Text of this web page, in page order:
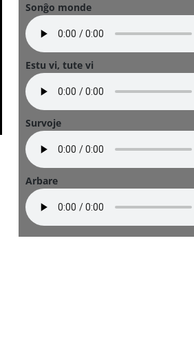
Sonĝo monde
Estu vi, tute vi
Survoje
Arbare